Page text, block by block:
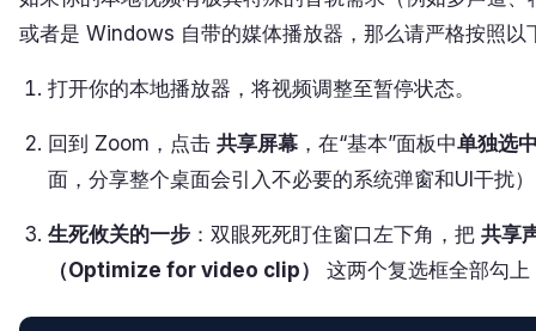
或者是 Windows 自带的媒体播放器，那么请严格按照以
打开你的本地播放器，将视频调整至暂停状态。
回到 Zoom，点击 共享屏幕 ，在“基本”面板中单独选
面，分享整个桌面会引入不必要的系统弹窗和UI干扰
生死攸关的一步 ：双眼死死盯住窗口左下角，把 共享
（Optimize for video clip）
这两个复选框全部勾上